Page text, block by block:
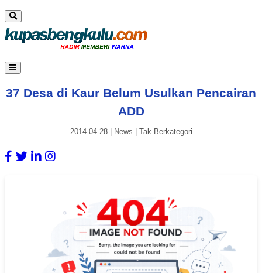
37 Desa di Kaur Belum Usulkan Pencairan
ADD
2014-04-28| News Tak Berkategori